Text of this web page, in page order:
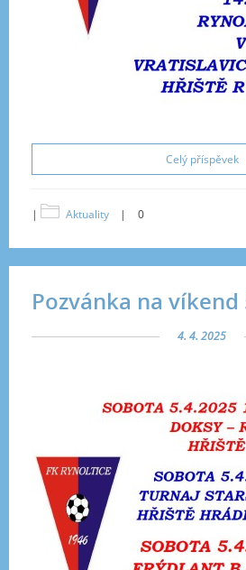
Celý příspěvek
| Aktuality | 0
Pozvánka na víkend
4. 4. 2025